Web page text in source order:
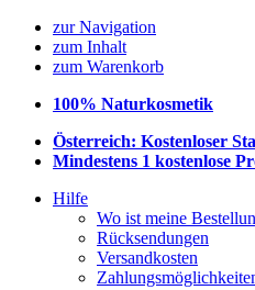
zur Navigation
zum Inhalt
zum Warenkorb
100% Naturkosmetik
Österreich: Kostenloser
Mindestens 1 kostenlose
Hilfe
Wo ist meine
Rücksendungen
Versandkosten